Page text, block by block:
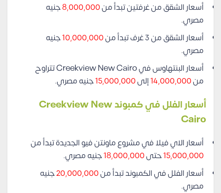
أسعار الشقق من غرفتين تبدأ من8,000,000جنيه
مصري.
أسعار الشقق من 3 غرف تبدأ من
10,000,000جنيه
مصري.
أسعار البنتهاوس في Creekview New Cairo تتراوح
من14,000,000إلى15,000,000جنيه مصري.
أسعار الفلل في كمبوند Creekview New
Cairo
أسعار الاي فيلا في مشروع ماونتن فيو الجديدة تبدأ من
15,000,000حتى18,000,000جنيه مصري.
أسعار الفلل في الكمبوند تبدأ من20,000,000جنيه
مصري.